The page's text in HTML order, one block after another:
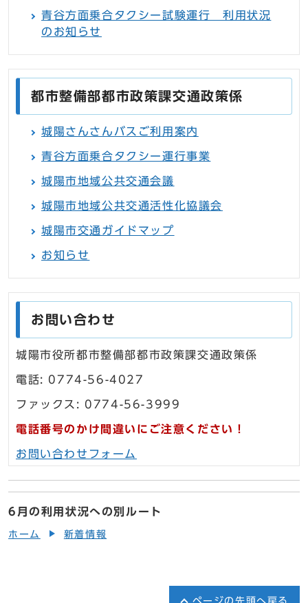
青谷方面乗合タクシー試験運行 利用状況
のお知らせ
都市整備部都市政策課交通政策係
城陽さんさんバスご利用案内
青谷方面乗合タクシー運行事業
城陽市地域公共交通会議
城陽市地域公共交通活性化協議会
城陽市交通ガイドマップ
お知らせ
お問い合わせ
城陽市役所都市整備部都市政策課交通政策係
電話: 0774-56-4027
ファックス: 0774-56-3999
電話番号のかけ間違いにご注意ください！
お問い合わせフォーム
6月の利用状況への別ルート
ホーム 新着情報
ページの先頭へ戻る